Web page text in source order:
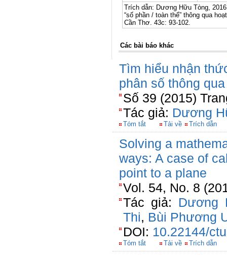
Trích dẫn: Dương Hữu Tòng,
“số phần / toàn thể” thông qua
Cần Thơ. 43c: 93-102.
Các bài báo khác
Tìm hiểu nhận
phân số thông
Số 39 (2015)
Tác giả: Dương
Tóm tắt Tải về Trích dẫn
Solving a
ways: A case of
point to a plane
Vol. 54, No. 8
Tác giả: Dương
Thi, Bùi Phương
DOI: 10.22144/
Tóm tắt Tải về Trích dẫn